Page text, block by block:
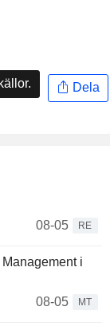
Dela
08-05
RE
i
08-05
MT